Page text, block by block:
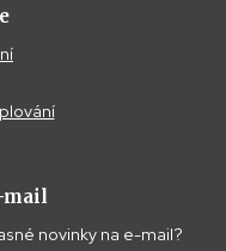
mail
novinky na e-mail?